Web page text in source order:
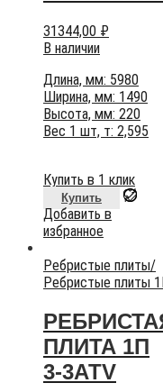
31344,00 ₽
В наличии
Длина, мм: 5980
Ширина, мм: 1490
Высота, мм: 220
Вес 1 шт, т: 2,595
Купить в 1 клик
Купить
Добавить в
избранное
Ребристые плиты/
Ребристые плиты
ПЛИТА 1П
3-3АТV